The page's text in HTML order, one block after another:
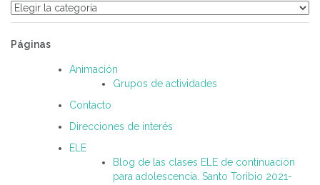
Categorías
Páginas
Animación
Grupos de actividades
Contacto
Direcciones de interés
ELE
Blog de las clases ELE de continuación
para adolescencia. Santo Toribio 2021-